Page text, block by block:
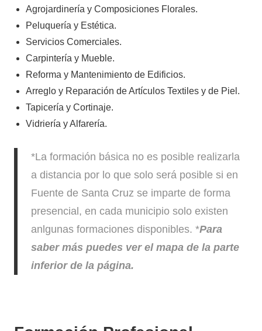
Agrojardinería y Composiciones Florales.
Peluquería y Estética.
Servicios Comerciales.
Carpintería y Mueble.
Reforma y Mantenimiento de Edificios.
Arreglo y Reparación de Artículos Textiles y de Piel.
Tapicería y Cortinaje.
Vidriería y Alfarería.
*La formación básica no es posible realizarla
a distancia por lo que solo será posible si en
Fuente de Santa Cruz se imparte de forma
presencial, en cada municipio solo existen
anlgunas formaciones disponibles. *Para
saber más puedes ver el mapa de la parte
inferior de la página.